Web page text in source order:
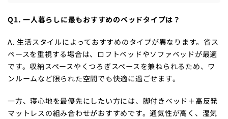
Q1. 一人暮らしに最もおすすめのベッドタイプは？
A. 生活スタイルによっておすすめのタイプが異なります。省ス
ペースを重視する場合は、ロフトベッドやソファベッドが最適
です。収納スペースやくつろぎスペースを兼ねられるため、ワ
ンルームなど限られた空間でも快適に過ごせます。
一方、寝心地を最優先にしたい方には、脚付きベッド＋高反発
マットレスの組み合わせがおすすめです。通気性が高く、湿気